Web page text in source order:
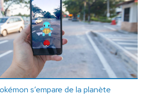
s’empare de la planète